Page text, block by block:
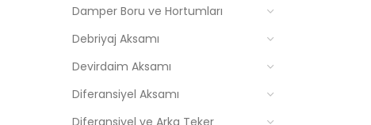
Damper Boru ve Hortumları
Debriyaj Aksamı
Devirdaim Aksamı
Diferansiyel Aksamı
Diferansiyel ve Arka Teker